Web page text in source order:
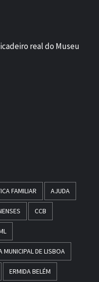
real do Museu
FAMILIAR AJUDA
CCB
MUNICIPAL DE LISBOA
ERMIDA BELÉM